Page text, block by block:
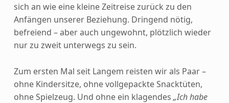
sich an wie eine kleine Zeitreise zurück zu den
Anfängen unserer Beziehung. Dringend nötig,
befreiend – aber auch ungewohnt, plötzlich wieder
nur zu zweit unterwegs zu sein.
Zum ersten Mal seit Langem reisten wir als Paar –
ohne Kindersitze, ohne vollgepackte Snacktüten,
ohne Spielzeug. Und ohne ein klagendes „Ich habe